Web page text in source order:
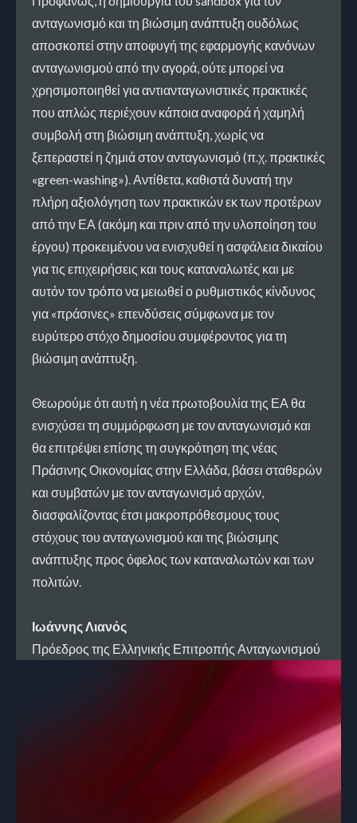
ανταγωνισμό και τη βιώσιμη ανάπτυξη ουδόλως
αποσκοπεί στην αποφυγή της εφαρμογής κανόνων
ανταγωνισμού από την αγορά, ούτε μπορεί να
χρησιμοποιηθεί για αντιανταγωνιστικές πρακτικές
που απλώς περιέχουν κάποια αναφορά ή χαμηλή
συμβολή στη βιώσιμη ανάπτυξη, χωρίς να
ξεπεραστεί η ζημιά στον ανταγωνισμό (π.χ. πρακτικές
«green-washing»). Αντίθετα, καθιστά δυνατή την
πλήρη αξιολόγηση των πρακτικών εκ των προτέρων
από την ΕΑ (ακόμη και πριν από την υλοποίηση του
έργου) προκειμένου να ενισχυθεί η ασφάλεια δικαίου
για τις επιχειρήσεις και τους καταναλωτές και με
αυτόν τον τρόπο να μειωθεί ο ρυθμιστικός κίνδυνος
για «πράσινες» επενδύσεις σύμφωνα με τον
ευρύτερο στόχο δημοσίου συμφέροντος για τη
βιώσιμη ανάπτυξη.
Θεωρούμε ότι αυτή η νέα πρωτοβουλία της ΕΑ θα
ενισχύσει τη συμμόρφωση με τον ανταγωνισμό και
θα επιτρέψει επίσης τη συγκρότηση της νέας
Πράσινης Οικονομίας στην Ελλάδα, βάσει σταθερών
και συμβατών με τον ανταγωνισμό αρχών,
διασφαλίζοντας έτσι μακροπρόθεσμους τους
στόχους του ανταγωνισμού και της βιώσιμης
ανάπτυξης προς όφελος των καταναλωτών και των
πολιτών.
Ιωάννης Λιανός
Πρόεδρος της Ελληνικής Επιτροπής Ανταγωνισμού